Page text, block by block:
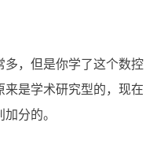
多，但是你学了这个数控
来是学术研究型的，现在
分的。